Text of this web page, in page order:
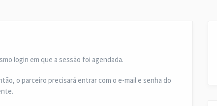
login em que a sessão foi agendada.
o parceiro precisará entrar com o e-mail e senha do